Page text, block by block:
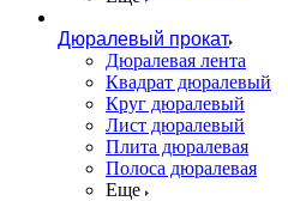
Дюралевый прокат
Дюралевая лента
Квадрат дюралевый
Круг дюралевый
Лист дюралевый
Плита дюралевая
Полоса дюралевая
Еще